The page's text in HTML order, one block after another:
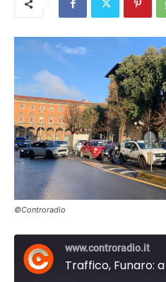
©Controradio
www.controradio.it